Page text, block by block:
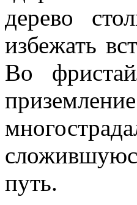
дерево
избежать
Во
путь.